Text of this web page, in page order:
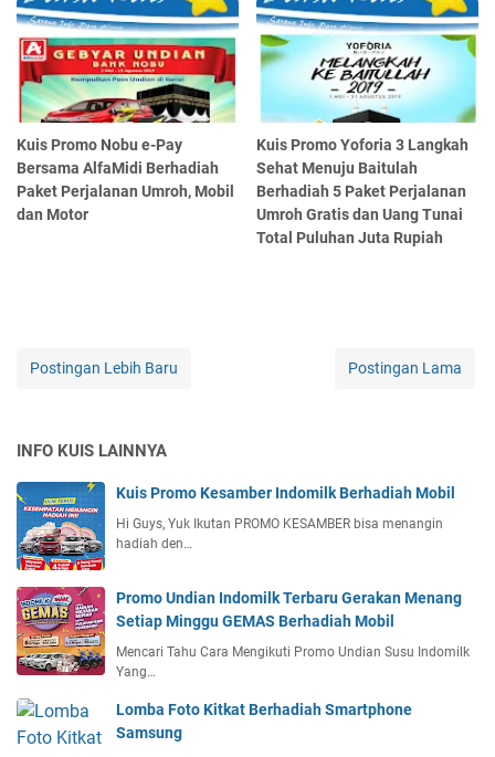
Kuis Promo Nobu e-Pay
Bersama AlfaMidi Berhadiah
Paket Perjalanan Umroh, Mobil
dan Motor
Kuis Promo Yoforia 3 Langkah
Sehat Menuju Baitulah
Berhadiah 5 Paket Perjalanan
Umroh Gratis dan Uang Tunai
Total Puluhan Juta Rupiah
Postingan Lebih Baru Postingan Lama
INFO KUIS LAINNYA
Kuis Promo Kesamber Indomilk Berhadiah Mobil
Hi Guys, Yuk Ikutan PROMO KESAMBER bisa menangin
hadiah den…
Promo Undian Indomilk Terbaru Gerakan Menang
Setiap Minggu GEMAS Berhadiah Mobil
Mencari Tahu Cara Mengikuti Promo Undian Susu Indomilk
Yang…
Lomba Foto Kitkat Berhadiah Smartphone
Samsung